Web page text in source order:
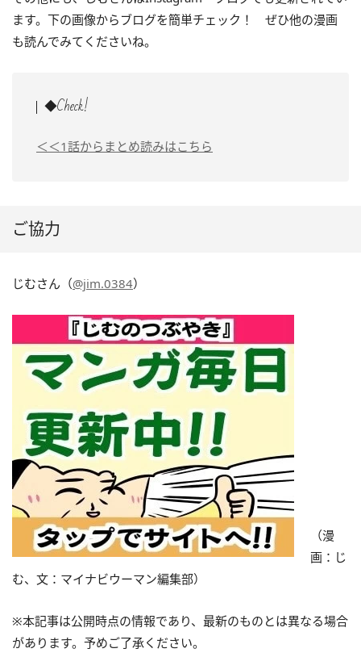
ます。下の画像からブログを簡単チェック！ ぜひ他の漫画
も読んでみてくださいね。
◆Check!
＜＜1話からまとめ読みはこちら
ご協力
じむさん（@jim.0384）
（漫
画：じ
む、文：マイナビウーマン編集部）
※本記事は公開時点の情報であり、最新のものとは異なる場合
があります。予めご了承ください。